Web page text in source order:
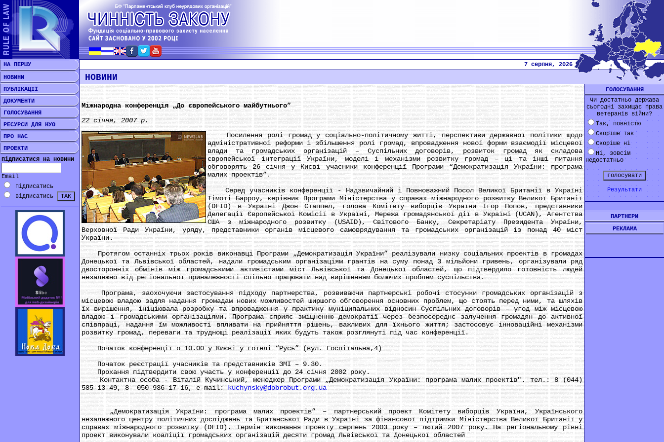
НА ПЕРШУ
7 серпня, 2026
НОВИНИ
ПУБЛІКАЦІЇ
ДОКУМЕНТИ
ГОЛОСУВАННЯ
РЕСУРСИ ДЛЯ НУО
ПРО НАС
ПРОЕКТИ
підписатися на новини
Email
підписатись
відписатись
НОВИНИ
Міжнародна конференція „До європейського майбутнього”
22 січня, 2007 р.
Посилення ролі громад у соціально-політичному житті, перспективи державної політики щодо
адміністративної реформи і збільшення ролі громад, впровадження нової форми взаємодії місцевої
влади та громадських організацій – Суспільних договорів, розвиток громад як складова
європейської інтеграції України, моделі і механізми розвитку громад – ці та інші питання
обговорять 26 січня у Києві учасники конференції Програми “Демократизація України: програма
малих проектів”.
Серед учасників конференції - Надзвичайний і Повноважний Посол Великої Британії в Україні
Тімоті Барроу, керівник Програми Міністерства у справах міжнародного розвитку Великої Британії
(DFID) в Україні Джон Стаппел, голова Комітету виборців України Ігор Попов, представники
Делегації Європейської Комісії в Україні, Мережа громадянської дії в Україні (UCAN), Агентства
США з міжнародного розвитку (USAID), Світового Банку, Секретаріату Президента України,
Верховної Ради України, уряду, представники органів місцевого самоврядування та громадських організацій із понад 40 міст
України.
Протягом останніх трьох років виконавці Програми „Демократизація України” реалізували низку соціальних проектів в громадах
Донецької та Львівської областей, надали громадським організаціям грантів на суму понад 3 мільйони гривень, організували ряд
двосторонніх обмінів між громадськими активістами міст Львівської та Донецької областей, що підтвердило готовність людей
незалежно від регіональної приналежності спільно працювати над вирішенням болючих проблем суспільства.
Програма, заохочуючи застосування підходу партнерства, розвиваючи партнерські робочі стосунки громадських організацій з
місцевою владою задля надання громадам нових можливостей ширшого обговорення основних проблем, що стоять перед ними, та шляхів
їх вирішення, ініціювала розробку та впровадження у практику муніципальних відносин Суспільних договорів – угод між місцевою
владою і громадськими організаціями. Програма сприяє зміцненню демократії через безпосереднє залучення громадян до активної
співпраці, надання їм можливості впливати на прийняття рішень, важливих для їхнього життя; застосовує інноваційні механізми
розвитку громад, переваги та труднощі реалізації яких будуть також розглянуті під час конференції.
Початок конференції о 10.00 у Києві у готелі “Русь” (вул. Госпітальна,4)
Початок реєстрації учасників та представників ЗМІ – 9.30.
Прохання підтвердити свою участь у конференції до 24 січня 2002 року.
Контактна особа - Віталій Кучинський, менеджер Програми „Демократизація України: програма малих проектів". тел.: 8 (044)
585-13-49, 8- 050-936-17-16, e-mail:kuchynsky@dobrobut.org.ua
„Демократизація України: програма малих проектів” – партнерський проект Комітету виборців України, Українського
незалежного центру політичних досліджень та Британської Ради в Україні за фінансової підтримки Міністерства Великої Британії у
справах міжнародного розвитку (DFID). Термін виконання проекту серпень 2003 року – лютий 2007 року. На регіональному рівні
проект виконували коаліції громадських організацій десяти громад Львівської та Донецької областей
ГОЛОСУВАННЯ
Чи достатньо держава
сьогодні захищає права
ветеранів війни?
Так, повністю
Скоріше так
Скоріше ні
Ні, зовсім
недостатньо
Результати
ПАРТНЕРИ
РЕКЛАМА